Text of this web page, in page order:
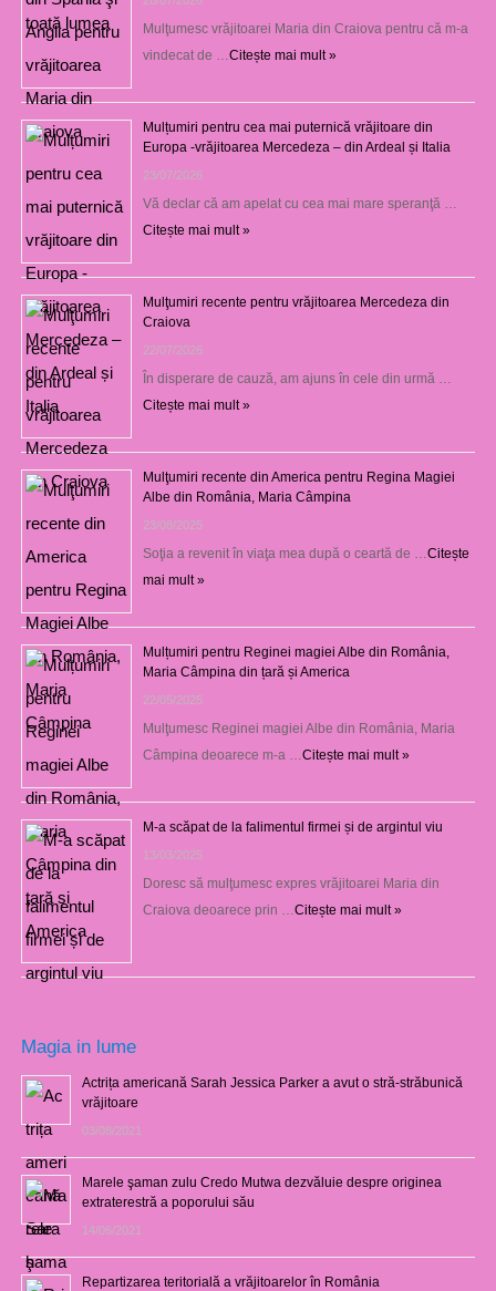
Mulţumesc vrăjitoarei Maria din Craiova pentru că m-a
vindecat de … Citește mai mult »
Mulțumiri pentru cea mai puternică vrăjitoare din
Europa -vrăjitoarea Mercedeza – din Ardeal și Italia
23/07/2026
Vă declar că am apelat cu cea mai mare speranţă …
Citește mai mult »
Mulţumiri recente pentru vrăjitoarea Mercedeza din
Craiova
22/07/2026
În disperare de cauză, am ajuns în cele din urmă …
Citește mai mult »
Mulţumiri recente din America pentru Regina Magiei
Albe din România, Maria Câmpina
23/08/2025
Soţia a revenit în viaţa mea după o ceartă de … Citește
mai mult »
Mulțumiri pentru Reginei magiei Albe din România,
Maria Câmpina din țară și America
22/05/2025
Mulţumesc Reginei magiei Albe din România, Maria
Câmpina deoarece m-a … Citește mai mult »
M-a scăpat de la falimentul firmei și de argintul viu
13/03/2025
Doresc să mulţumesc expres vrăjitoarei Maria din
Craiova deoarece prin … Citește mai mult »
Magia in lume
Actrița americană Sarah Jessica Parker a avut o stră-străbunică
vrăjitoare
03/08/2021
Marele şaman zulu Credo Mutwa dezvăluie despre originea
extraterestră a poporului său
14/06/2021
Repartizarea teritorială a vrăjitoarelor în România